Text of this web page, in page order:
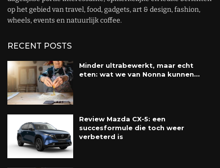
op het gebied van travel, food, gadgets, art & design, fashion,
wheels, events en natuurlijk coffee.
RECENT POSTS
Minder ultrabewerkt, maar echt
eten: wat we van Nonna kunnen...
Review Mazda CX-5: een
succesformule die toch weer
verbeterd is